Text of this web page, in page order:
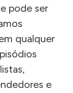
pode ser
qualquer
e